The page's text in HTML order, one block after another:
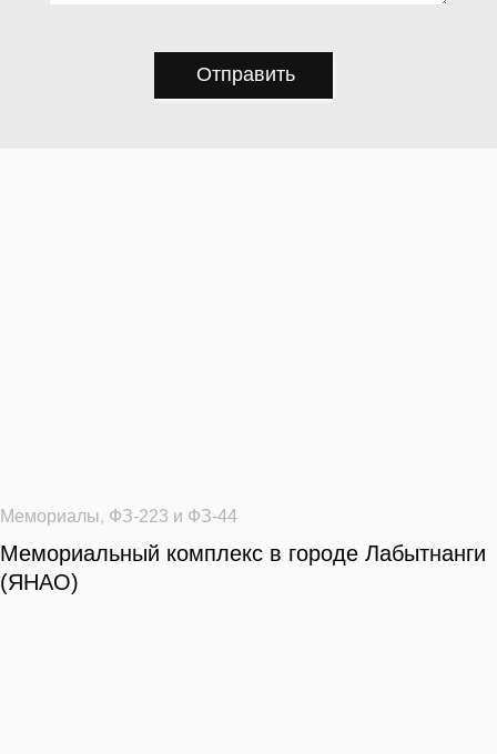
Отправить
Мемориалы, ФЗ-223 и ФЗ-44
Мемориальный комплекс в городе Лабытнанги
(ЯНАО)